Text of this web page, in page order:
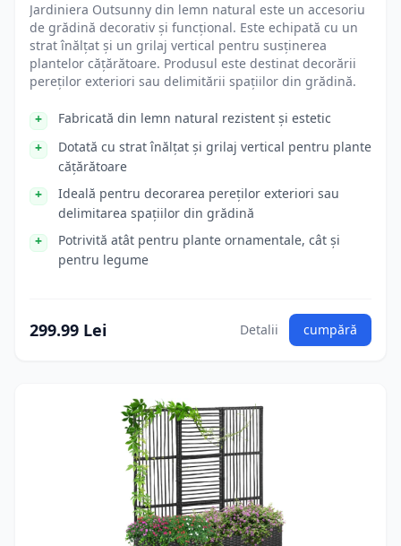
Jardiniera Outsunny din lemn natural este un accesoriu
de grădină decorativ și funcțional. Este echipată cu un
strat înălțat și un grilaj vertical pentru susținerea
plantelor cățărătoare. Produsul este destinat decorării
pereților exteriori sau delimitării spațiilor din grădină.
Fabricată din lemn natural rezistent și estetic
Dotată cu strat înălțat și grilaj vertical pentru plante
cățărătoare
Ideală pentru decorarea pereților exteriori sau
delimitarea spațiilor din grădină
Potrivită atât pentru plante ornamentale, cât și
pentru legume
299.99 Lei Detalii cumpără